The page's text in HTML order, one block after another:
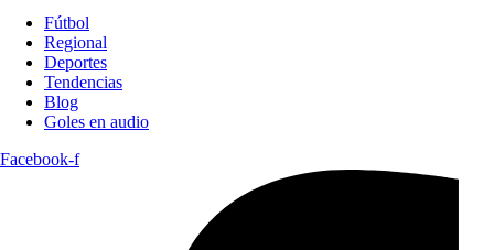
Fútbol
Regional
Deportes
Tendencias
Blog
Goles en audio
Facebook-f